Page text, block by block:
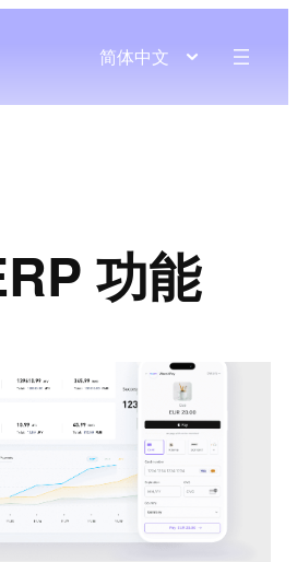
简体中文
功能